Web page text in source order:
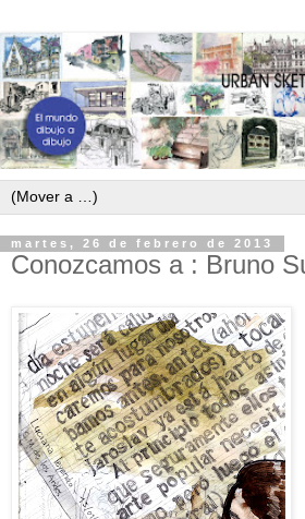
martes, 26 de febrero de 2013
Conozcamos a : Bruno